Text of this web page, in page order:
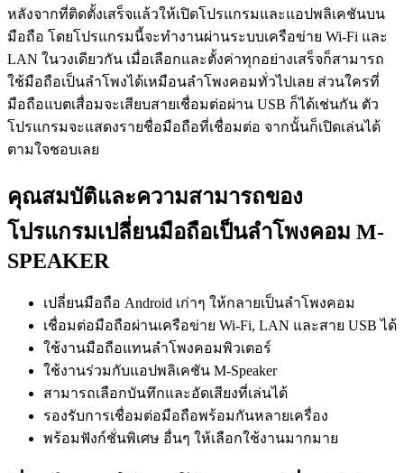
หลังจากที่ติดตั้งเสร็จแล้วให้เปิดโปรแกรมและแอปพลิเคชันบน
มือถือ โดยโปรแกรมนี้จะทำงานผ่านระบบเครือข่าย Wi-Fi และ
LAN ในวงเดียวกัน เมื่อเลือกและตั้งค่าทุกอย่างเสร็จก็สามารถ
ใช้มือถือเป็นลำโพงได้เหมือนลำโพงคอมทั่วไปเลย ส่วนใครที่
มือถือแบตเสื่อมจะเสียบสายเชื่อมต่อผ่าน USB ก็ได้เช่นกัน ตัว
โปรแกรมจะแสดงรายชื่อมือถือที่เชื่อมต่อ จากนั้นก็เปิดเล่นได้
ตามใจชอบเลย
คุณสมบัติและความสามารถของ
โปรแกรมเปลี่ยนมือถือเป็นลำโพงคอม M-
SPEAKER
เปลี่ยนมือถือ Android เก่าๆ ให้กลายเป็นลำโพงคอม
เชื่อมต่อมือถือผ่านเครือข่าย Wi-Fi, LAN และสาย USB ได้
ใช้งานมือถือแทนลำโพงคอมพิวเตอร์
ใช้งานร่วมกับแอปพลิเคชัน M-Speaker
สามารถเลือกบันทึกและอัดเสียงที่เล่นได้
รองรับการเชื่อมต่อมือถือพร้อมกันหลายเครื่อง
พร้อมฟังก์ชั่นพิเศษ อื่นๆ ให้เลือกใช้งานมากมาย